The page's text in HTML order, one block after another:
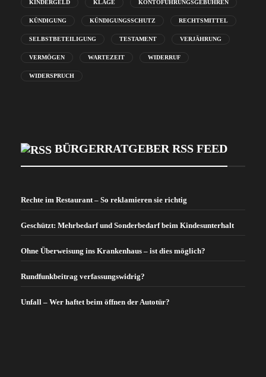
KINDERGELD KLAGE KONTOFÜHRUNGSGEBÜHREN
KÜNDIGUNG KÜNDIGUNGSSCHUTZ RECHTSMITTEL
SELBSTBETEILIGUNG TESTAMENT VERJÄHRUNG
VERMÖGEN WARTEZEIT WIDERRUF
WIDERSPRUCH
BÜRGERRATGEBER RSS FEED
Rechte im Restaurant – So reklamieren sie richtig
Geschützt: Mehrbedarf und Sonderbedarf beim Kindesunterhalt
Ohne Überweisung ins Krankenhaus – ist dies möglich?
Rundfunkbeitrag verfassungswidrig?
Unfall – Wer haftet beim öffnen der Autotür?